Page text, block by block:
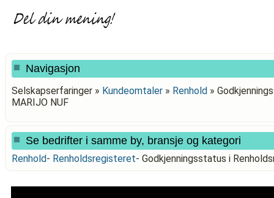
Navigasjon
Selskapserfaringer » Kundeomtaler » Renhold »
MARIJO NUF
Se bedrifter i samme by, bransje og kategori
Renhold- Renholdsregisteret- Godkjenningsstatus i